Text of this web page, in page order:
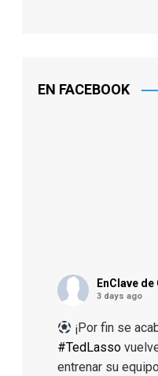
EN FACEBOOK
EnClave de
3 days ago
¡Por fin se
#TedLasso
entrenar su